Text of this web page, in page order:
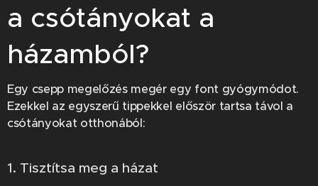
a csótányokat a
házamból?
Egy csepp megelőzés megér egy font gyógymódot.
Ezekkel az egyszerű tippekkel először tartsa távol a
csótányokat otthonából:
1. Tisztítsa meg a házat